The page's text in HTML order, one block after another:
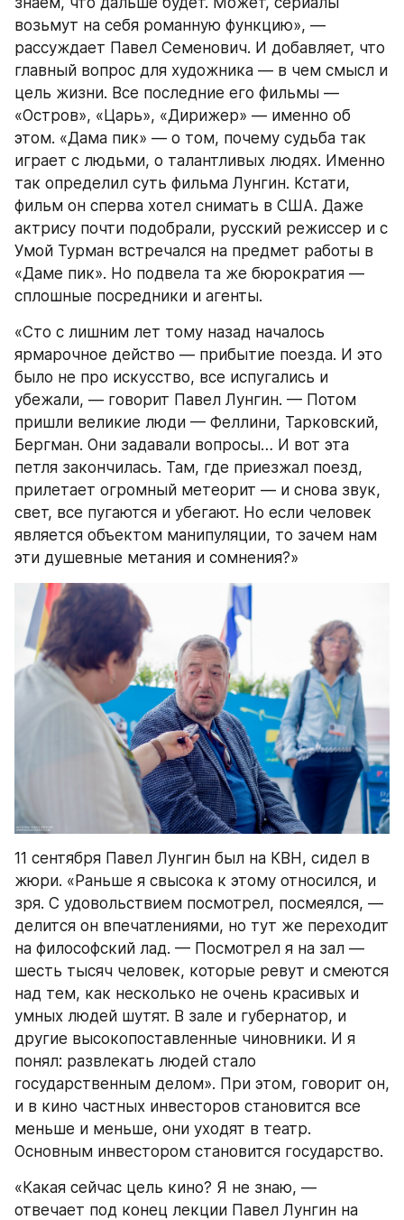
возьмут на себя романную функцию», —
рассуждает Павел Семенович. И добавляет, что
главный вопрос для художника — в чем смысл и
цель жизни. Все последние его фильмы —
«Остров», «Царь», «Дирижер» — именно об
этом. «Дама пик» — о том, почему судьба так
играет с людьми, о талантливых людях. Именно
так определил суть фильма Лунгин. Кстати,
фильм он сперва хотел снимать в США. Даже
актрису почти подобрали, русский режиссер и с
Умой Турман встречался на предмет работы в
«Даме пик». Но подвела та же бюрократия —
сплошные посредники и агенты.
«Сто с лишним лет тому назад началось
ярмарочное действо — прибытие поезда. И это
было не про искусство, все испугались и
убежали, — говорит Павел Лунгин. — Потом
пришли великие люди — Феллини, Тарковский,
Бергман. Они задавали вопросы… И вот эта
петля закончилась. Там, где приезжал поезд,
прилетает огромный метеорит — и снова звук,
свет, все пугаются и убегают. Но если человек
является объектом манипуляции, то зачем нам
эти душевные метания и сомнения?»
11 сентября Павел Лунгин был на КВН, сидел в
жюри. «Раньше я свысока к этому относился, и
зря. С удовольствием посмотрел, посмеялся, —
делится он впечатлениями, но тут же переходит
на философский лад. — Посмотрел я на зал —
шесть тысяч человек, которые ревут и смеются
над тем, как несколько не очень красивых и
умных людей шутят. В зале и губернатор, и
другие высокопоставленные чиновники. И я
понял: развлекать людей стало
государственным делом». При этом, говорит он,
и в кино частных инвесторов становится все
меньше и меньше, они уходят в театр.
Основным инвестором становится государство.
«Какая сейчас цель кино? Я не знаю, —
отвечает под конец лекции Павел Лунгин на